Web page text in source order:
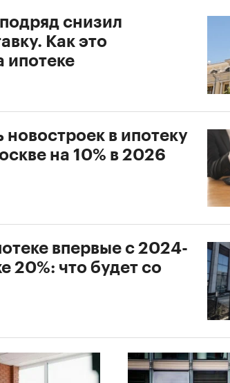
снизил
Как это
ипотеке
новостроек в ипотеку
на 10% в 2026
впервые с 2024-
20%: что будет со